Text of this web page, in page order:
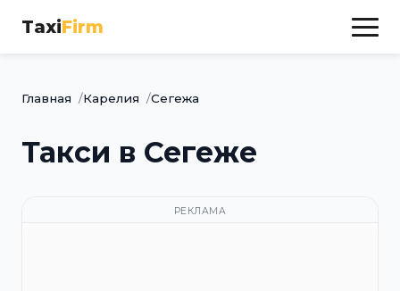
TaxiFirm
Главная Карелия Сегежа
Такси в Сегеже
РЕКЛАМА